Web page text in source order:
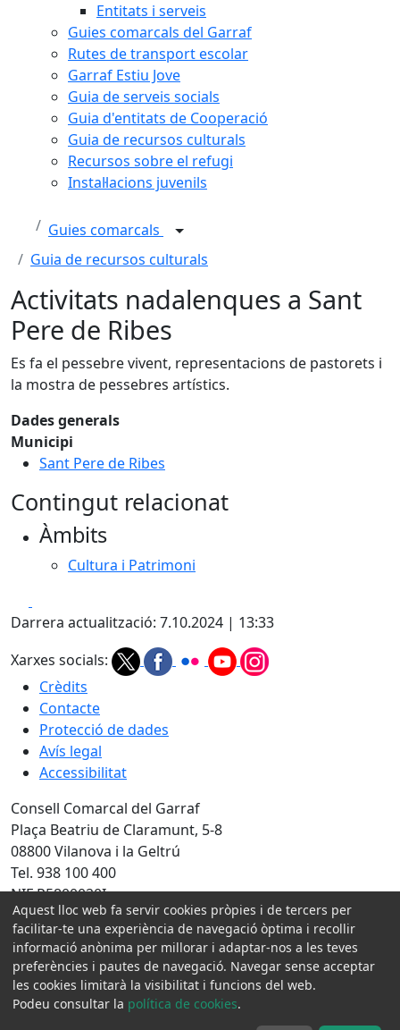
Entitats i serveis
Guies comarcals del Garraf
Rutes de transport escolar
Garraf Estiu Jove
Guia de serveis socials
Guia d'entitats de Cooperació
Guia de recursos culturals
Recursos sobre el refugi
Instal·lacions juvenils
Guies comarcals
Guia de recursos culturals
Activitats nadalenques a Sant
Pere de Ribes
Es fa el pessebre vivent, representacions de pastorets i
la mostra de pessebres artístics.
Dades generals
Municipi
Sant Pere de Ribes
Contingut relacionat
Àmbits
Cultura i Patrimoni
Darrera actualització: 7.10.2024 | 13:33
Xarxes socials:
Crèdits
Contacte
Protecció de dades
Avís legal
Accessibilitat
Consell Comarcal del Garraf
Plaça Beatriu de Claramunt, 5-8
08800 Vilanova i la Geltrú
Tel. 938 100 400
NIF P5800020I
Amb la col·laboració de:
Aquest lloc web fa servir cookies pròpies i de tercers per
facilitar-te una experiència de navegació òptima i recollir
informació anònima per millorar i adaptar-nos a les teves
preferències i pautes de navegació. Navegar sense acceptar
les cookies limitarà la visibilitat i funcions del web.
Podeu consultar la política de cookies.